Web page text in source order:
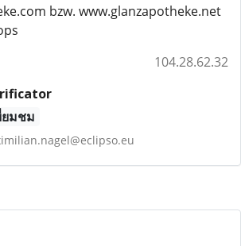
bzw. www.glanzapotheke.net
104.28.62.32
ยมชม